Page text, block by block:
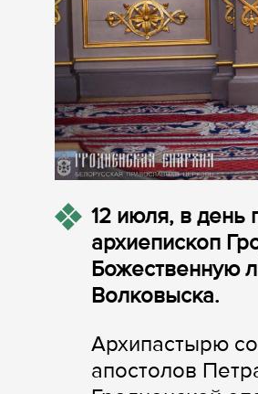
12 июля, в день
архиепископ
Божественную
Волковыска.
Архипастырю
апостолов